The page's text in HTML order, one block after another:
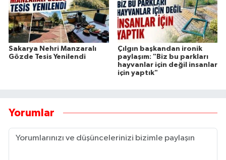
Sakarya Nehri Manzaralı
Gözde Tesis Yenilendi
Çılgın başkandan ironik
paylaşım: "Biz bu parkları
hayvanlar için değil insanlar
için yaptık"
Yorumlar